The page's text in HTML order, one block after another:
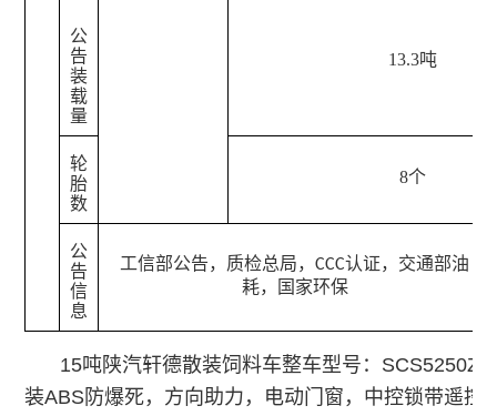
公
告
装
载
量
13.3吨
轮
胎
数
8个
公
告
信
息
工信部公告，质检总局，CCC认证，交通部油
耗，国家环保
15吨陕汽轩德散装饲料车整车型号：
装ABS防爆死，方向助力，电动门窗，中控锁带遥控